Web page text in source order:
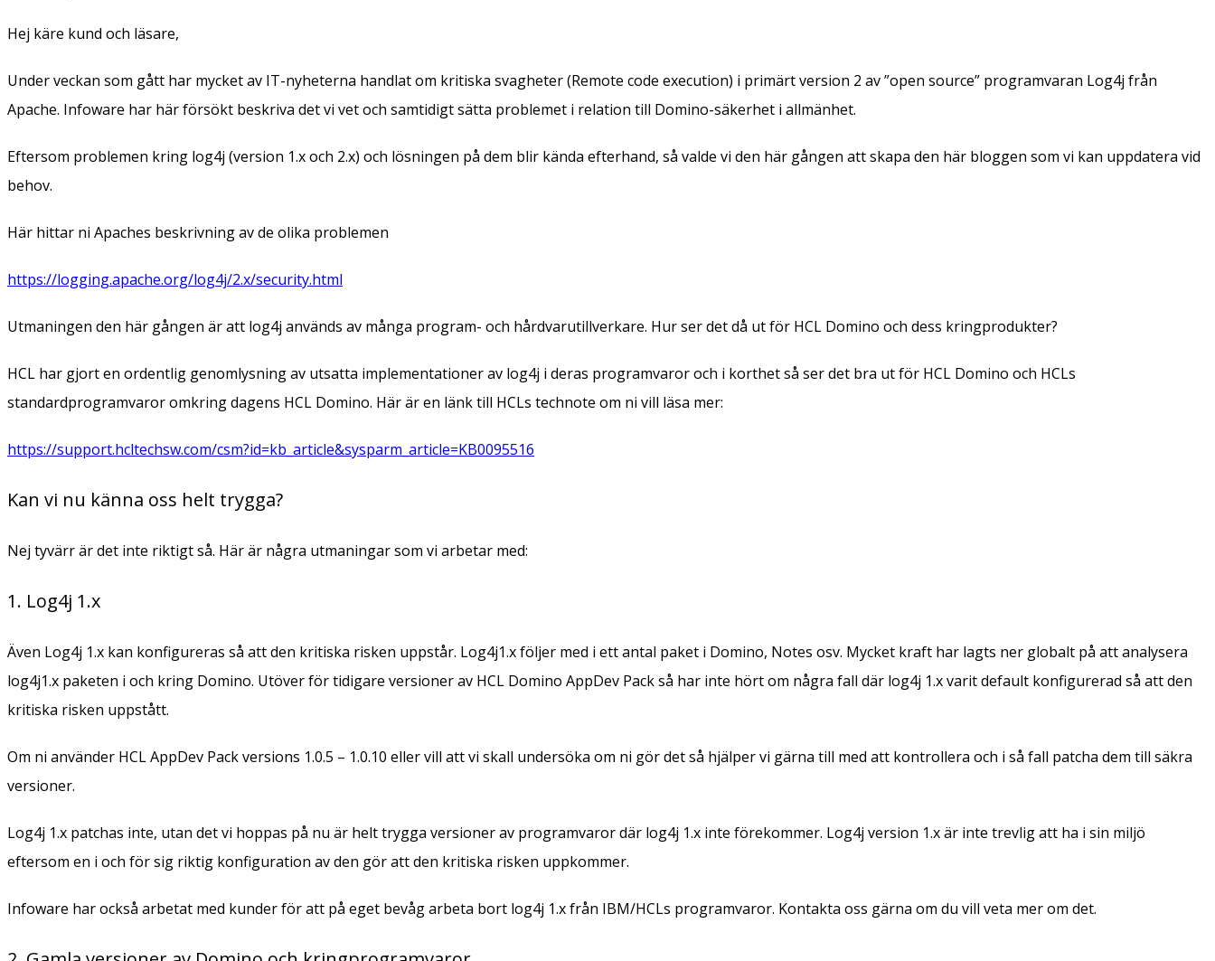
Hej käre kund och läsare,
Under veckan som gått har mycket av IT-nyheterna handlat om kritiska svagheter (Remote code execution) i primärt version 2 av ”open source” programvaran Log4j från
Apache. Infoware har här försökt beskriva det vi vet och samtidigt sätta problemet i relation till Domino-säkerhet i allmänhet.
Eftersom problemen kring log4j (version 1.x och 2.x) och lösningen på dem blir kända efterhand, så valde vi den här gången att skapa den här bloggen som vi kan uppdatera vid
behov.
Här hittar ni Apaches beskrivning av de olika problemen
https://logging.apache.org/log4j/2.x/security.html
Utmaningen den här gången är att log4j används av många program- och hårdvarutillverkare. Hur ser det då ut för HCL Domino och dess kringprodukter?
HCL har gjort en ordentlig genomlysning av utsatta implementationer av log4j i deras programvaror och i korthet så ser det bra ut för HCL Domino och HCLs
standardprogramvaror omkring dagens HCL Domino. Här är en länk till HCLs technote om ni vill läsa mer:
https://support.hcltechsw.com/csm?id=kb_article&sysparm_article=KB0095516
Kan vi nu känna oss helt trygga?
Nej tyvärr är det inte riktigt så. Här är några utmaningar som vi arbetar med:
1. Log4j 1.x
Även Log4j 1.x kan konfigureras så att den kritiska risken uppstår. Log4j1.x följer med i ett antal paket i Domino, Notes osv. Mycket kraft har lagts ner globalt på att analysera
log4j1.x paketen i och kring Domino. Utöver för tidigare versioner av HCL Domino AppDev Pack så har inte hört om några fall där log4j 1.x varit default konfigurerad så att den
kritiska risken uppstått.
Om ni använder HCL AppDev Pack versions 1.0.5 – 1.0.10 eller vill att vi skall undersöka om ni gör det så hjälper vi gärna till med att kontrollera och i så fall patcha dem till säkra
versioner.
Log4j 1.x patchas inte, utan det vi hoppas på nu är helt trygga versioner av programvaror där log4j 1.x inte förekommer. Log4j version 1.x är inte trevlig att ha i sin miljö
eftersom en i och för sig riktig konfiguration av den gör att den kritiska risken uppkommer.
Infoware har också arbetat med kunder för att på eget bevåg arbeta bort log4j 1.x från IBM/HCLs programvaror. Kontakta oss gärna om du vill veta mer om det.